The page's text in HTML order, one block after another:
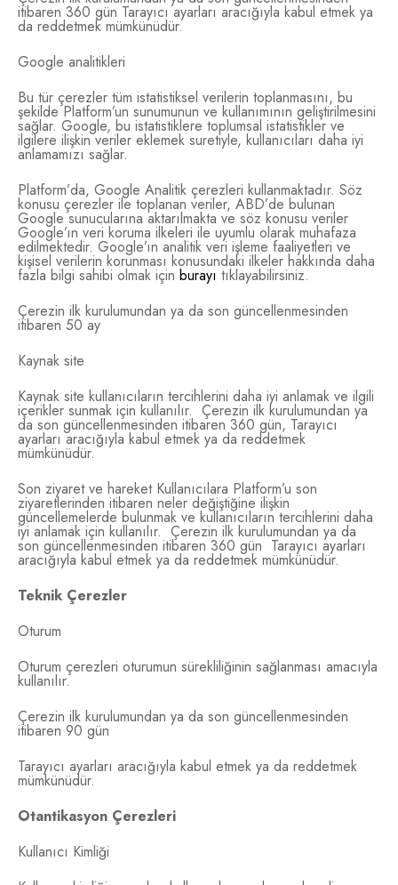
itibaren 360 gün Tarayıcı ayarları aracığıyla kabul etmek ya
da reddetmek mümkünüdür.
Google analitikleri
Bu tür çerezler tüm istatistiksel verilerin toplanmasını, bu
şekilde Platform’un sunumunun ve kullanımının geliştirilmesini
sağlar. Google, bu istatistiklere toplumsal istatistikler ve
ilgilere ilişkin veriler eklemek suretiyle, kullanıcıları daha iyi
anlamamızı sağlar.
Platform’da, Google Analitik çerezleri kullanmaktadır. Söz
konusu çerezler ile toplanan veriler, ABD’de bulunan
Google sunucularına aktarılmakta ve söz konusu veriler
Google’ın veri koruma ilkeleri ile uyumlu olarak muhafaza
edilmektedir. Google’ın analitik veri işleme faaliyetleri ve
kişisel verilerin korunması konusundaki ilkeler hakkında daha
fazla bilgi sahibi olmak için burayı tıklayabilirsiniz.
Çerezin ilk kurulumundan ya da son güncellenmesinden
itibaren 50 ay
Kaynak site
Kaynak site kullanıcıların tercihlerini daha iyi anlamak ve ilgili
içerikler sunmak için kullanılır. Çerezin ilk kurulumundan ya
da son güncellenmesinden itibaren 360 gün, Tarayıcı
ayarları aracığıyla kabul etmek ya da reddetmek
mümkünüdür.
Son ziyaret ve hareket Kullanıcılara Platform’u son
ziyaretlerinden itibaren neler değiştiğine ilişkin
güncellemelerde bulunmak ve kullanıcıların tercihlerini daha
iyi anlamak için kullanılır. Çerezin ilk kurulumundan ya da
son güncellenmesinden itibaren 360 gün Tarayıcı ayarları
aracığıyla kabul etmek ya da reddetmek mümkünüdür.
Teknik Çerezler
Oturum
Oturum çerezleri oturumun sürekliliğinin sağlanması amacıyla
kullanılır.
Çerezin ilk kurulumundan ya da son güncellenmesinden
itibaren 90 gün
Tarayıcı ayarları aracığıyla kabul etmek ya da reddetmek
mümkünüdür.
Otantikasyon Çerezleri
Kullanıcı Kimliği